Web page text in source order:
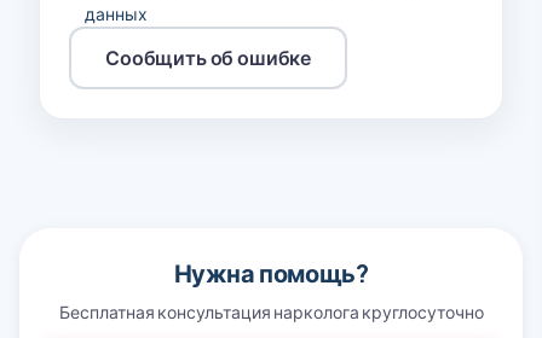
данных
Сообщить об ошибке
Нужна помощь?
Бесплатная консультация нарколога круглосуточно